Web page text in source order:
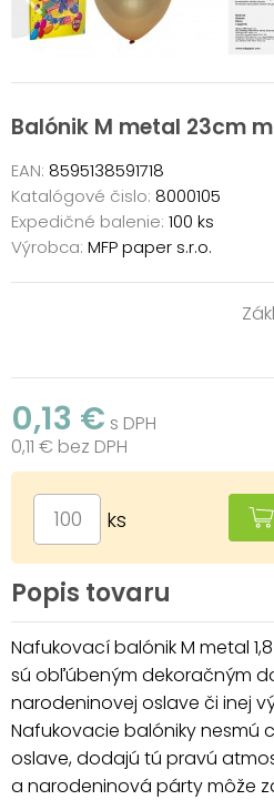
Balónik M metal 23cm
EAN: 8595138591718
Katalógové čislo: 8000105
Expedičné balenie: 100 ks
Výrobca: MFP paper s.r.o.
0,13 € s DPH
0,11 € bez DPH
ks
Popis tovaru
Nafukovací balónik M metal
sú obľúbeným dekoračným
narodeninovej oslave či inej
Nafukovacie balóniky nesmú
oslave, dodajú tú pravú
a narodeninová párty môže